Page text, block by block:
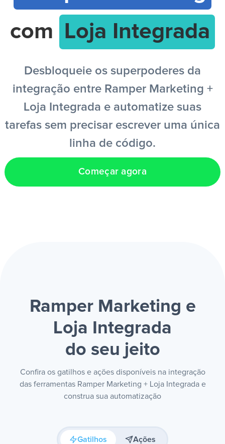
PT
com
Loja Integrada
Desbloqueie os superpoderes da
integração entre Ramper Marketing +
Loja Integrada e automatize suas
tarefas sem precisar escrever uma única
linha de código.
Começar agora
Ramper Marketing e
Loja Integrada
do seu jeito
Confira os gatilhos e ações disponíveis na integração
das ferramentas Ramper Marketing + Loja Integrada e
construa sua automatização
Gatilhos Ações